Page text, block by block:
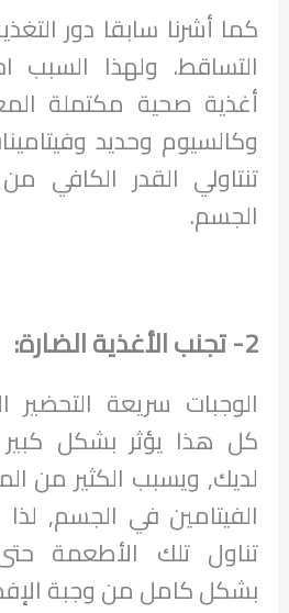
كما أشرنا سابقا دور
التساقط. ولهذا السبب
أغذية صحية مكتملة
وكالسيوم وحديد
تنتاولي القدر الكافي
الجسم.
2- تجنب الأغذية الضارة:
الوجبات سريعة التحضير
كل هذا يؤثر بشكل كبير
لديك, ويسبب الكثير من
الفيتامين في الجسم,
تناول تلك الأطعمة
بشكل كامل من وجبة